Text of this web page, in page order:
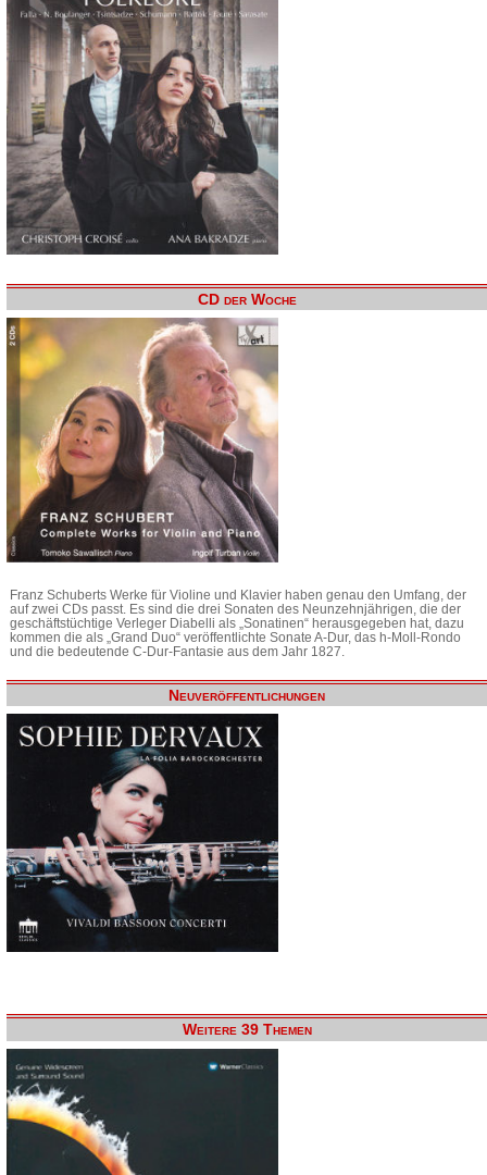
CD der Woche
Franz Schuberts Werke für Violine und Klavier haben genau den Umfang, der
auf zwei CDs passt. Es sind die drei Sonaten des Neunzehnjährigen, die der
geschäftstüchtige Verleger Diabelli als „Sonatinen“ herausgegeben hat, dazu
kommen die als „Grand Duo“ veröffentlichte Sonate A-Dur, das h-Moll-Rondo
und die bedeutende C-Dur-Fantasie aus dem Jahr 1827.
Neuveröffentlichungen
Weitere 39 Themen